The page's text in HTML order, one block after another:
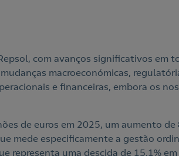
com avanços significativos em
macroeconómicas,
e financeiras, embora os
de euros em 2025, um aumento de
mede especificamente a gestão
representa uma descida de 15,1% em